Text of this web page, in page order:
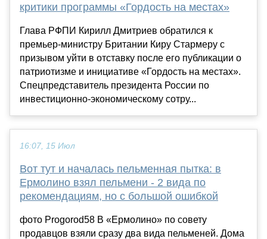
критики программы «Гордость на местах»
Глава РФПИ Кирилл Дмитриев обратился к
премьер-министру Британии Киру Стармеру с
призывом уйти в отставку после его публикации о
патриотизме и инициативе «Гордость на местах».
Спецпредставитель президента России по
инвестиционно-экономическому сотру...
16:07, 15 Июл
Вот тут и началась пельменная пытка: в
Ермолино взял пельмени - 2 вида по
рекомендациям, но с большой ошибкой
фото Progorod58 В «Ермолино» по совету
продавцов взяли сразу два вида пельменей. Дома